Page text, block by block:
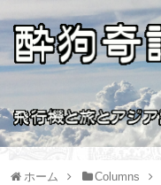
ホーム Columns